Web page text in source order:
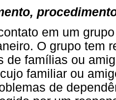
em um
O grupo tem
de famílias ou
familiar ou
de